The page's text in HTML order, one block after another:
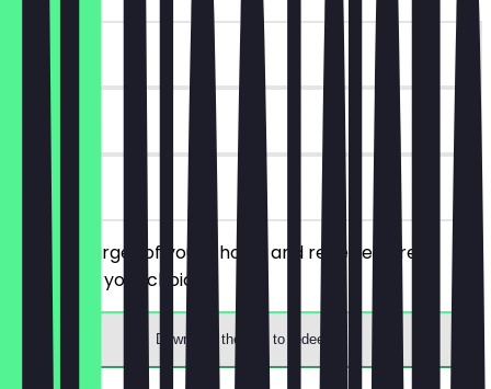
~€9 value
180 days
Order a burger of your choice and receive a free
cocktail of your choice.
Download the app to redeem